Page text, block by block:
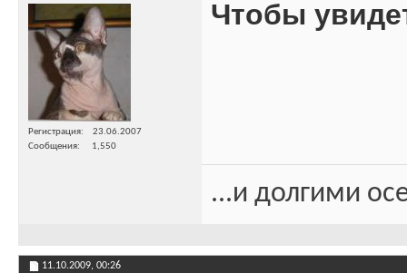
Регистрация
23.06.2007
Сообщения
1,550
Чтобы
...и долгими
11.10.2009, 00:26